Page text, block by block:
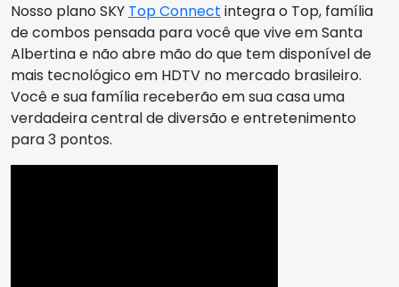
Nosso plano SKY Top Connect integra o Top, família
de combos pensada para você que vive em Santa
Albertina e não abre mão do que tem disponível de
mais tecnológico em HDTV no mercado brasileiro.
Você e sua família receberão em sua casa uma
verdadeira central de diversão e entretenimento
para 3 pontos.